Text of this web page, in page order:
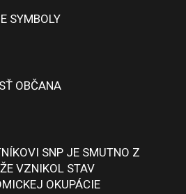
SYMBOLY
OBČANA
SNP JE SMUTNO Z
VZNIKOL STAV
OKUPÁCIE